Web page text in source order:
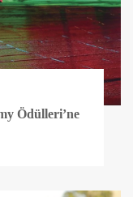
Ödülleri’ne